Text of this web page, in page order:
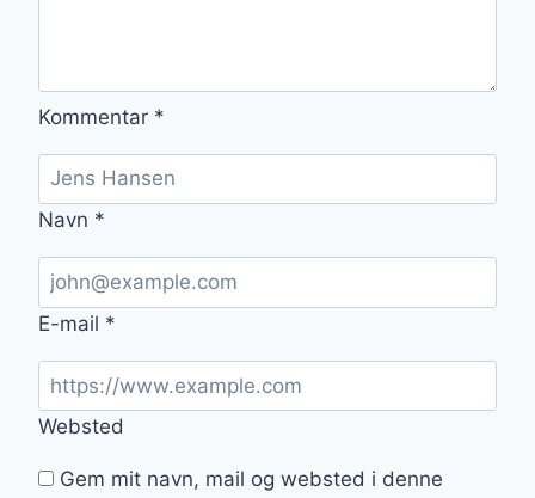
Kommentar *
Navn *
E-mail *
Websted
Gem mit navn, mail og websted i denne